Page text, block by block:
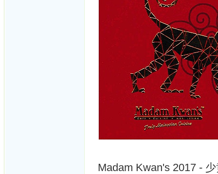
Madam Kwan's 2017 -